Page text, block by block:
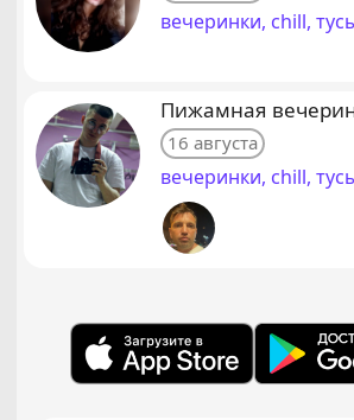
вечеринки, chill,
Пижамная
16 августа
вечеринки, chill,